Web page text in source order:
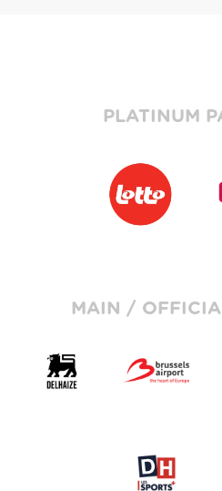
PLATINUM
MAIN /